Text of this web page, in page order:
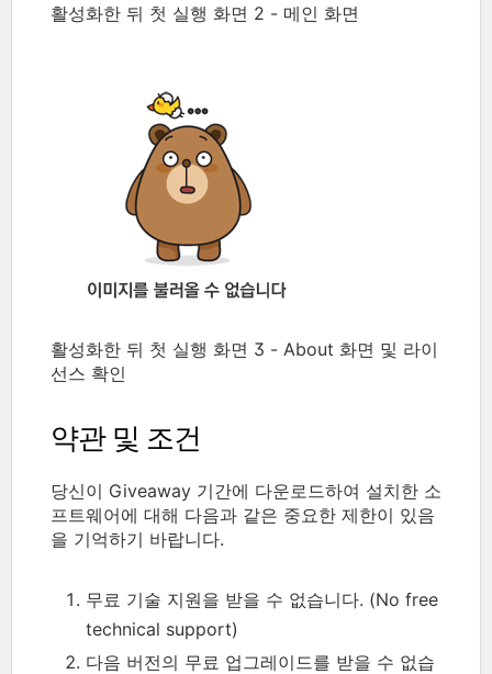
활성화한 뒤 첫 실행 화면 2 - 메인 화면
활성화한 뒤 첫 실행 화면 3 - About 화면 및 라이
선스 확인
약관 및 조건
당신이 Giveaway 기간에 다운로드하여 설치한 소
프트웨어에 대해 다음과 같은 중요한 제한이 있음
을 기억하기 바랍니다.
무료 기술 지원을 받을 수 없습니다. (No free
technical support)
다음 버전의 무료 업그레이드를 받을 수 없습